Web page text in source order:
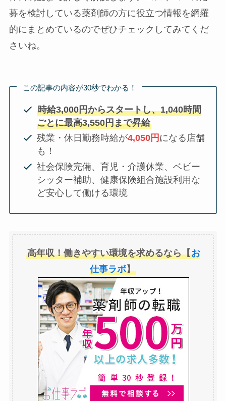
募を検討している薬剤師の方に役立つ情報を網羅
的にまとめているのでぜひチェックしてみてくだ
さいね。
この記事の内容が30秒でわかる！
時給3,000円からスタートし、1,040時間
ごとに最高3,550円まで昇給
残業・休日勤務時給が4,050円 になる店舗
も！
社会保険完備、育児・介護休業、ベビー
シッター補助、健康保険組合施設利用な
ど安心して働ける環境
高年収！働きやすい環境を求めるなら【お
仕事ラボ】